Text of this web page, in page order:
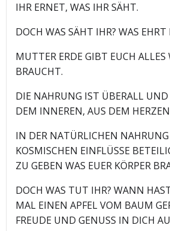
IHR ERNET, WAS IHR SÄHT.
DOCH WAS SÄHT IHR? WAS EHRT
MUTTER ERDE GIBT EUCH ALLES
BRAUCHT.
DIE NAHRUNG IST ÜBERALL
DEM INNEREN, AUS DEM
IN DER NATÜRLICHEN
KOSMISCHEN EINFLÜSSE
ZU GEBEN WAS EUER KÖRPER
DOCH WAS TUT IHR? WANN
MAL EINEN APFEL VOM BAUM
FREUDE UND GENUSS IN DICH